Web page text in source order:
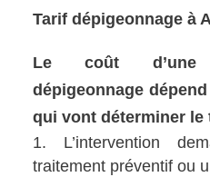
Tarif dépigeonnage à
Le coût d’une
dépigeonnage
qui vont déterminer le
L’intervention
traitement préventif ou